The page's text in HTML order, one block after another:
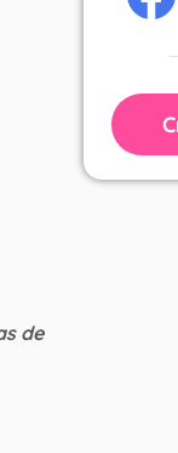
de